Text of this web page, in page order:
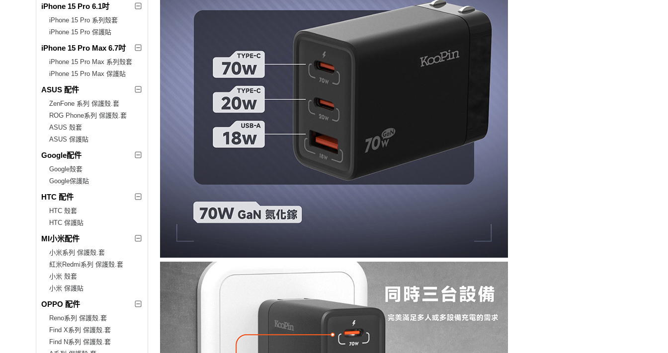
iPhone 15 Pro 6.1吋
iPhone 15 Pro 系列殼套
iPhone 15 Pro 保護貼
iPhone 15 Pro Max 6.7吋
iPhone 15 Pro Max 系列殼套
iPhone 15 Pro Max 保護貼
ASUS 配件
ZenFone 系列 保護殼.套
ROG Phone系列 保護殼.套
ASUS 殼套
ASUS 保護貼
Google配件
Google殼套
Google保護貼
HTC 配件
HTC 殼套
HTC 保護貼
MI小米配件
小米系列 保護殼.套
紅米Redmi系列 保護殼.套
小米 殼套
小米 保護貼
OPPO 配件
Reno系列 保護殼.套
Find X系列 保護殼.套
Find N系列 保護殼.套